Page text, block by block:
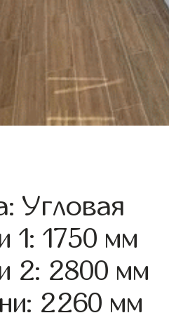
Угловая
1: 1750 мм
2: 2800 мм
2260 мм